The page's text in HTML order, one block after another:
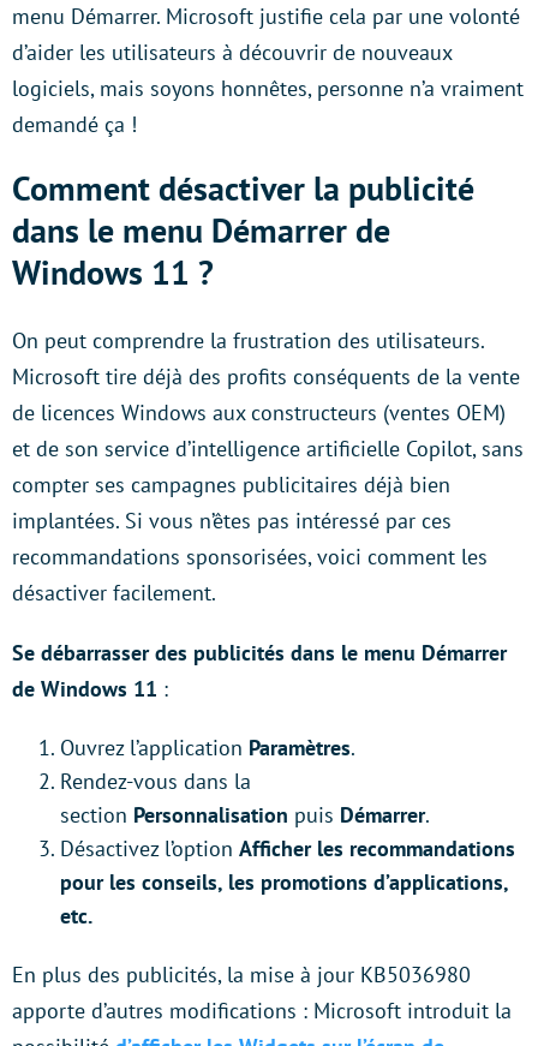
menu Démarrer. Microsoft justifie cela par une volonté
d’aider les utilisateurs à découvrir de nouveaux
logiciels, mais soyons honnêtes, personne n’a vraiment
demandé ça !
Comment désactiver la publicité
dans le menu Démarrer de
Windows 11 ?
On peut comprendre la frustration des utilisateurs.
Microsoft tire déjà des profits conséquents de la vente
de licences Windows aux constructeurs (ventes OEM)
et de son service d’intelligence artificielle Copilot, sans
compter ses campagnes publicitaires déjà bien
implantées. Si vous n’êtes pas intéressé par ces
recommandations sponsorisées, voici comment les
désactiver facilement.
Se débarrasser des publicités dans le menu Démarrer
de Windows 11 :
Ouvrez l’application Paramètres.
Rendez-vous dans la
section Personnalisation puis Démarrer.
Désactivez l’option Afficher les recommandations
pour les conseils, les promotions d’applications,
etc.
En plus des publicités, la mise à jour KB5036980
apporte d’autres modifications : Microsoft introduit la